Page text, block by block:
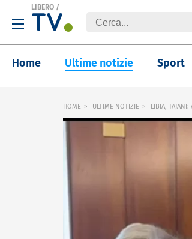
LIBERO /
Home Ultime notizie Sport
HOME ULTIME NOTIZIE LIBIA, TAJANI: